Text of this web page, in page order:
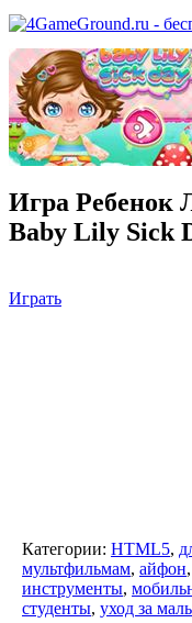
Игра Ребенок
Baby Lily Sick
Играть
Категории: HTML5,
мультфильмам, айфон,
инструменты,
студенты, уход за